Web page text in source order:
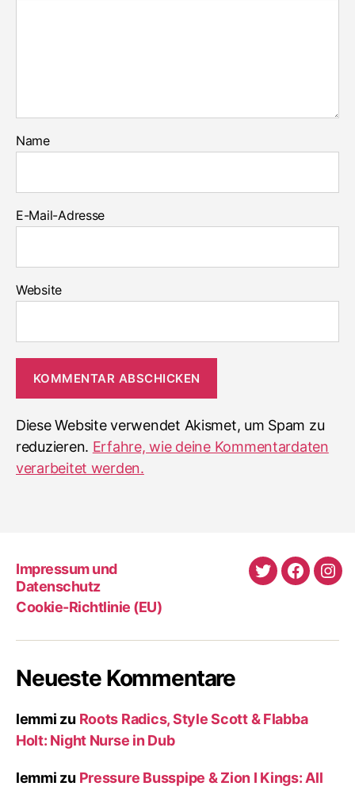
Name
E-Mail-Adresse
Website
Diese Website verwendet Akismet, um Spam zu
reduzieren. Erfahre, wie deine Kommentardaten
verarbeitet werden.
Impressum und
Datenschutz
Cookie-Richtlinie (EU)
Twitter
Neueste Kommentare
lemmi zu Roots Radics, Style Scott & Flabba
Holt: Night Nurse in Dub
lemmi zu Pressure Busspipe & Zion I Kings: All